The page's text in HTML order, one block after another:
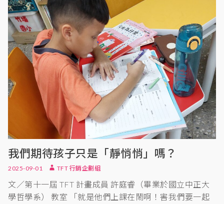
我們期待孩子只是「靜悄悄」嗎？
2025-09-01 TFT 行銷企劃組
文／第十一屆 TFT 計畫成員 許庭睿（畢業於國立中正大
學哲學系） 教室 「就是他們上課在鬧啊！害我們要一起